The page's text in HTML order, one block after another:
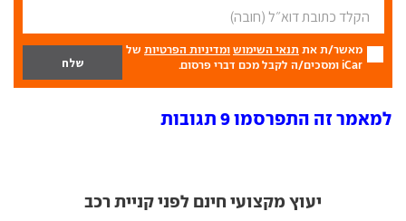
מאשר/ת את תנאי השימוש ומדיניות הפרטיות של
iCar ומסכים/ה לקבל מכם דברי פרסום.
למאמר זה התפרסמו 9 תגובות
יעוץ מקצועי חינם לפני קניית רכב